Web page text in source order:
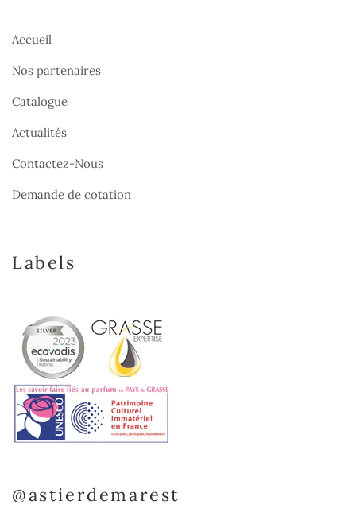
Accueil
Nos partenaires
Catalogue
Actualités
Contactez-Nous
Demande de cotation
Labels
@astierdemarest